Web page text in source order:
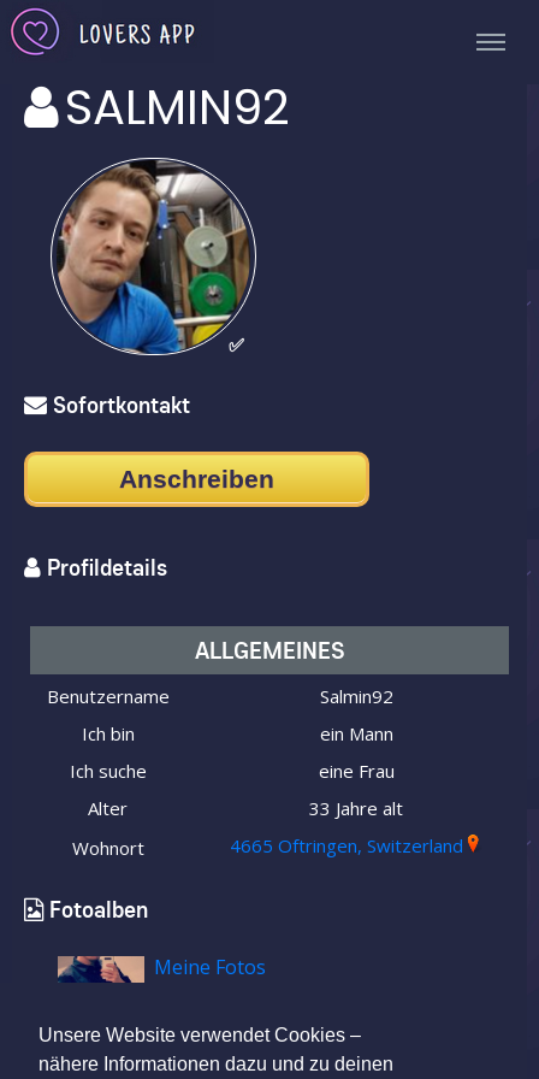
Unsere Website verwendet Cookies –
nähere Informationen dazu und zu deinen
SALMIN92
✅
Sofortkontakt
Anschreiben
Profildetails
ALLGEMEINES
Benutzername
Salmin92
Ich bin
ein Mann
Ich suche
eine Frau
Alter
33 Jahre alt
Wohnort
4665 Oftringen, Switzerland
Fotoalben
Meine Fotos